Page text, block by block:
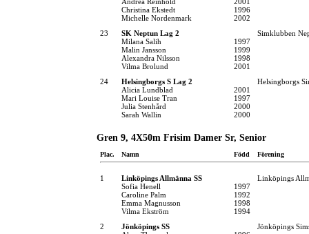
Christina Ekstedt
1996
Michelle Nordenmark
2002
23
SK Neptun Lag 2
Simklubben
Milana Salih
1997
Malin Jansson
1999
Alexandra Nilsson
1998
Vilma Brolund
2001
24
Helsingborgs S Lag 2
Helsingborgs
Alicia Lundblad
2001
Mari Louise Tran
1997
Julia Stenhård
2000
Sarah Wallin
2000
Gren 9, 4X50m Frisim Damer Sr, Senior
Plac. Namn Född Förening
1 Linköpings Allmänna SS
Linköpings
Sofia Henell
1997
Caroline Palm
1992
Emma Magnusson
1998
Vilma Ekström
1994
2
Jönköpings SS
Jönköpings